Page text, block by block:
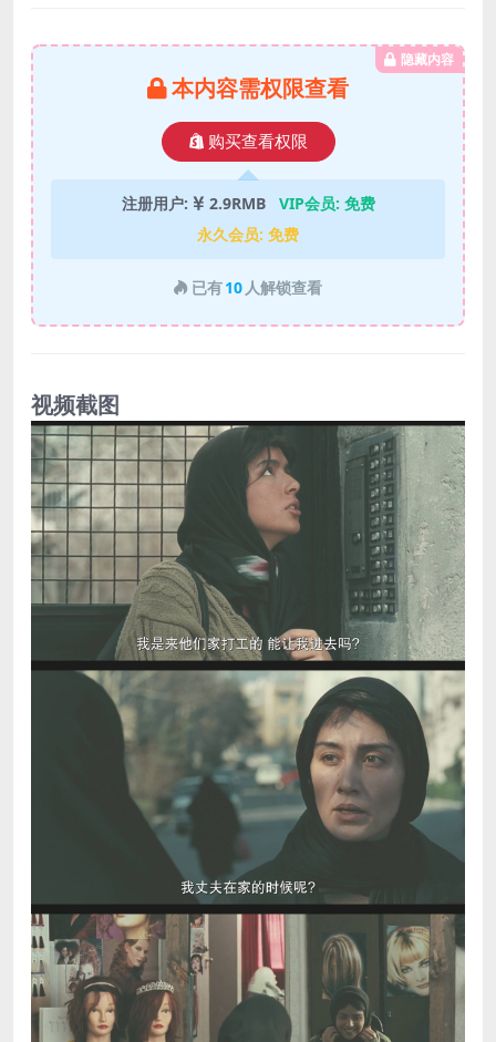
隐藏内容
本内容需权限查看
购买查看权限
注册用户: 2.9RMB VIP会员: 免费
永久会员: 免费
已有10 人解锁查看
视频截图